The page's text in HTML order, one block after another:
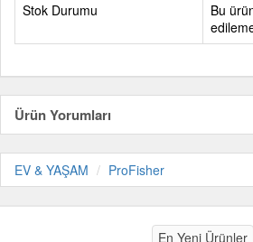
Stok Durumu
Bu
Ürün Yorumları
EV & YAŞAM ProFisher
En Yeni Ürünler